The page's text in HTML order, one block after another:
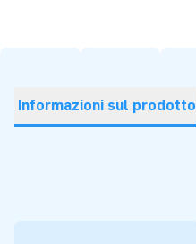
Informazioni sul prodotto